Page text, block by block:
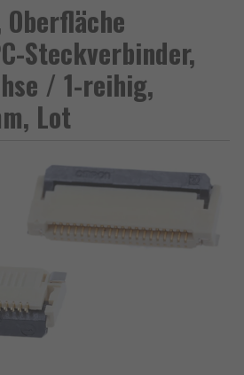
Oberfläche
Steckverbinder,
/ 1-reihig,
Lot